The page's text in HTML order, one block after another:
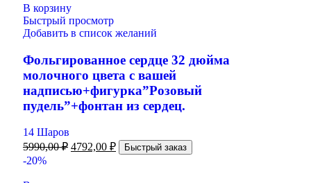
В корзину
Быстрый просмотр
Добавить в список желаний
Фольгированное сердце 32 дюйма
молочного цвета с вашей
надписью+фигурка”Розовый
пудель”+фонтан из сердец.
14 Шаров
5990,00₽ 4792,00 ₽ Быстрый заказ
-20%